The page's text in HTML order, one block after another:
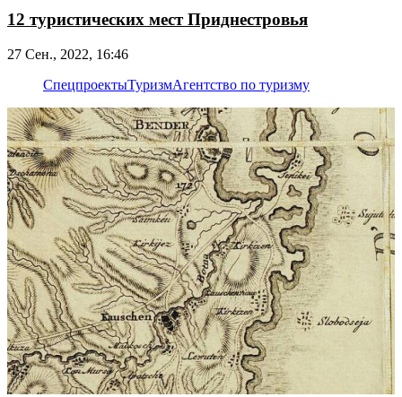
12 туристических мест Приднестровья
27 Сен., 2022, 16:46
СпецпроектыТуризмАгентство по туризму